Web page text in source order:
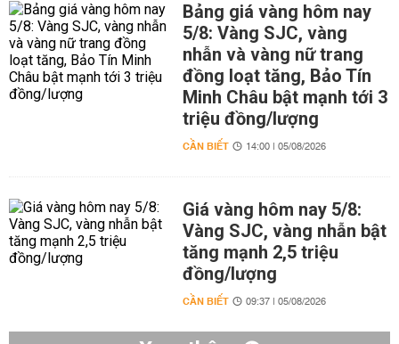
Bảng giá vàng hôm nay
5/8: Vàng SJC, vàng
nhẫn và vàng nữ trang
đồng loạt tăng, Bảo Tín
Minh Châu bật mạnh tới 3
triệu đồng/lượng
CẦN BIẾT 14:00 | 05/08/2026
Giá vàng hôm nay 5/8:
Vàng SJC, vàng nhẫn bật
tăng mạnh 2,5 triệu
đồng/lượng
CẦN BIẾT 09:37 | 05/08/2026